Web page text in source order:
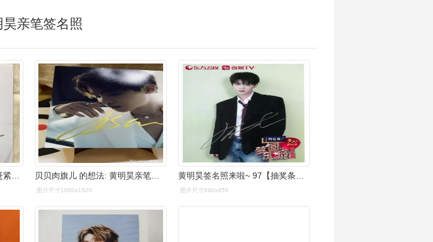
昊亲笔签名照
贝贝肉旗儿 的想法: 黄明昊亲笔签名照!
图片尺寸1080x1920 图片尺寸690x956